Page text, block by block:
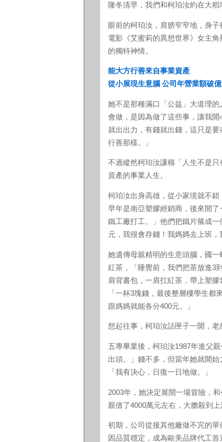
隆冬清早，我們和柯珀汝約在大
眼前的柯珀汝，肩膀窄窄地，身
電影《艾蜜莉的異想世界》女主
的獨特神情。
能大方行善來自事業資產
從小展現生意腦 公司年營業額破
她不是那種滿口「公益」大道理
會做，是因為做了這些事，讓我
就出出力，有錢就出錢，這只是
行善那樣。」
不過縱然柯珀汝謙稱「人生不是
資產的事業人生。
柯珀汝出身高雄，從小家境就不
早年是南亞塑膠經銷商，後來開
鐵工廠打工。」他們把鐵片箍成
元，我很會存錢！我媽媽去上班
她遺傳母親精明的生意頭腦，國
紅茶，「睡覺前，我們把茶放進3
肩背書包，一肩扛紅茶，帶上塑
「一杯3塊錢，最後整層樓學生都
跟媽媽就能各分400元。」
想起往事，柯珀汝話匣子一開，
五專畢業後，柯珀汝1987年進父
出頭。」錢不多，但當年她就開
「我有決心，日復一日地做。」
2003年，她決定展開一場冒險，
親借了4000萬元左右，大膽殺到
初期，公司從接其他廠做不完的
因品質穩定，成為歐美品牌代工